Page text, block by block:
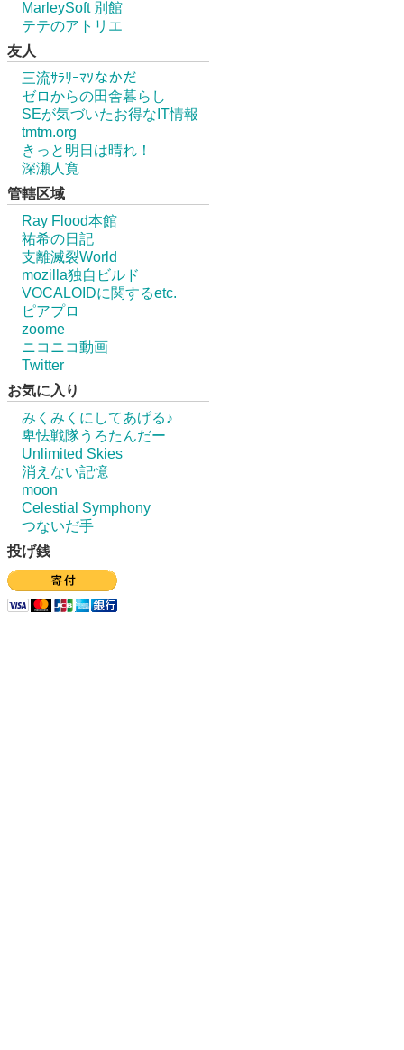
MarleySoft 別館
テテのアトリエ
友人
三流ｻﾗﾘｰﾏｿなかだ
ゼロからの田舎暮らし
SEが気づいたお得なIT情報
tmtm.org
きっと明日は晴れ！
深瀬人寛
管轄区域
Ray Flood本館
祐希の日記
支離滅裂World
mozilla独自ビルド
VOCALOIDに関するetc.
ピアプロ
zoome
ニコニコ動画
Twitter
お気に入り
みくみくにしてあげる♪
卑怯戦隊うろたんだー
Unlimited Skies
消えない記憶
moon
Celestial Symphony
つないだ手
投げ銭